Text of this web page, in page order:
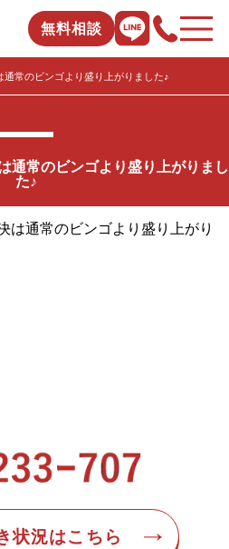
無料相談
常のビンゴより盛り上がりました♪
通常のビンゴより盛り上がりまし
た♪
は通常のビンゴより盛り上がり
状況はこちら